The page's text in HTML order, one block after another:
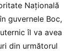
Națională
guvernele Boc,
îl va avea
din următorul